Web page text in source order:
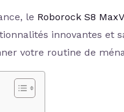
le Roborock S8
innovantes et
votre routine de